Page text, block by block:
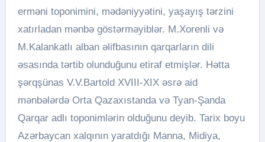
erməni toponimini, mədəniyyətini, yaşayış tərzini
xatırladan mənbə göstərməyiblər. M.Xorenli və
M.Kalankatlı alban əlifbasının qarqarların dili
əsasında tərtib olunduğunu etiraf etmişlər. Hətta
şərqşünas V.V.Bartold XVIII-XIX əsrə aid
mənbələrdə Orta Qazaxıstanda və Tyan-Şanda
Qarqar adlı toponimlərin olduğunu deyib. Tarix boyu
Azərbaycan xalqının yaratdığı Manna, Midiya,